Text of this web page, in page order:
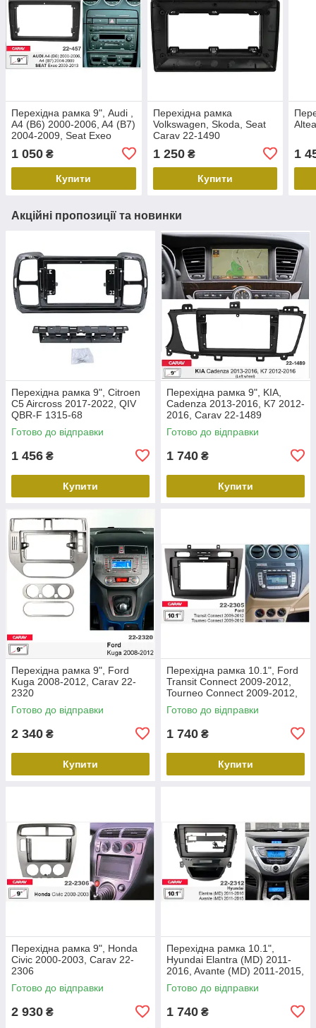
Перехідна рамка 9", Audi ,
A4 (B6) 2000-2006, A4 (B7)
2004-2009, Seat Exeo
2009-2013, Carav 22-457
1 050 ₴
Купити
Перехідна рамка
Volkswagen, Skoda, Seat
Carav 22-1490
1 250₴
Купити
1
Акційні пропозиції та новинки
Перехідна рамка 9", Citroen
C5 Aircross 2017-2022, QIV
QBR-F 1315-68
Готово до відправки
1 456 ₴
Купити
Перехідна рамка 9", KIA,
Cadenza 2013-2016, K7 2012-
2016, Carav 22-1489
Готово до відправки
1 740 ₴
Купити
Перехідна рамка 9", Ford
Kuga 2008-2012, Carav 22-
2320
Готово до відправки
2 340 ₴
Купити
Перехідна рамка 10.1", Ford
Transit Connect 2009-2012,
Tourneo Connect 2009-2012,
Carav 22-2305
Готово до відправки
1 740 ₴
Купити
Перехідна рамка 9", Honda
Civic 2000-2003, Carav 22-
2306
Готово до відправки
2 930 ₴
Перехідна рамка 10.1",
Hyundai Elantra (MD) 2011-
2016, Avante (MD) 2011-2015,
Carav 22-2312
Готово до відправки
1 740 ₴